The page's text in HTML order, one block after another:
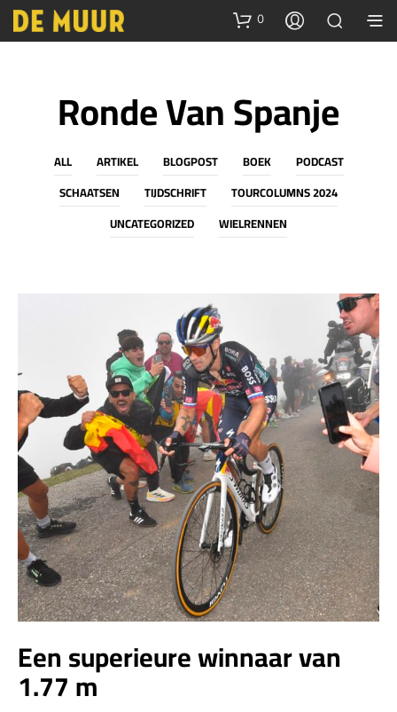
0
Ronde Van Spanje
ALL ARTIKEL BLOGPOST BOEK
PODCAST
SCHAATSEN
TIJDSCHRIFT
TOURCOLUMNS 2024
UNCATEGORIZED
WIELRENNEN
Een superieure winnaar van
1.77 m